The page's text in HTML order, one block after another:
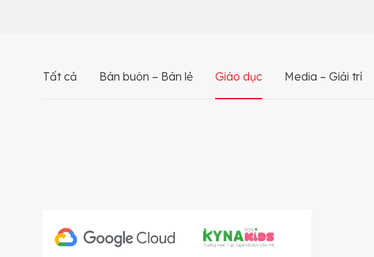
Tất cả Bán buôn – Bán lẻ Giáo dục Media – Giải trí